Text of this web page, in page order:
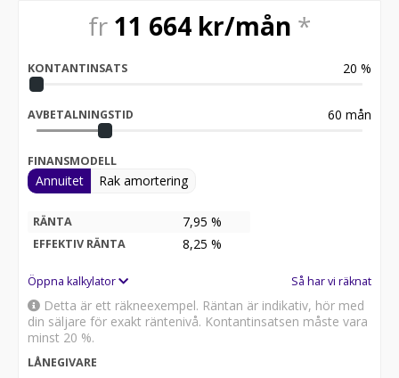
fr 11 664 kr/mån *
KONTANTINSATS 20 %
AVBETALNINGSTID 60 mån
FINANSMODELL
Annuitet Rak amortering
RÄNTA 7,95 %
EFFEKTIV RÄNTA 8,25 %
Öppna kalkylator Så har vi räknat
Detta är ett räkneexempel. Räntan är indikativ, hör med
din säljare för exakt räntenivå. Kontantinsatsen måste vara
minst 20 %.
LÅNEGIVARE